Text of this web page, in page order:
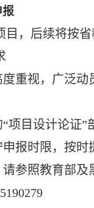
报
目，后续将按
度重视，广泛
项目设计论证
报时限，按时
参照教育部及